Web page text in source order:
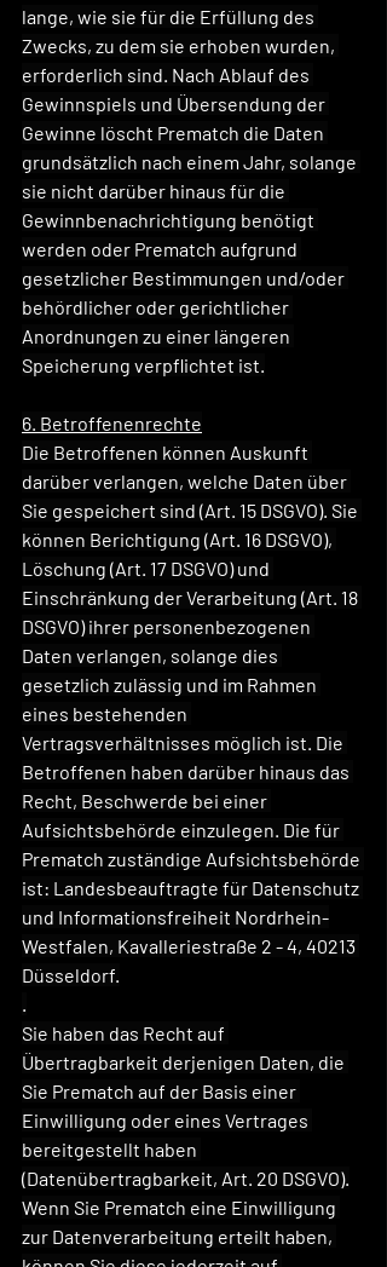
lange, wie sie für die Erfüllung des
Zwecks, zu dem sie erhoben wurden,
erforderlich sind. Nach Ablauf des
Gewinnspiels und Übersendung der
Gewinne löscht Prematch die Daten
grundsätzlich nach einem Jahr, solange
sie nicht darüber hinaus für die
Gewinnbenachrichtigung benötigt
werden oder Prematch aufgrund
gesetzlicher Bestimmungen und/oder
behördlicher oder gerichtlicher
Anordnungen zu einer längeren
Speicherung verpflichtet ist.
6. Betroffenenrechte
Die Betroffenen können Auskunft
darüber verlangen, welche Daten über
Sie gespeichert sind (Art. 15 DSGVO). Sie
können Berichtigung (Art. 16 DSGVO),
Löschung (Art. 17 DSGVO) und
Einschränkung der Verarbeitung (Art. 18
DSGVO) ihrer personenbezogenen
Daten verlangen, solange dies
gesetzlich zulässig und im Rahmen
eines bestehenden
Vertragsverhältnisses möglich ist. Die
Betroffenen haben darüber hinaus das
Recht, Beschwerde bei einer
Aufsichtsbehörde einzulegen. Die für
Prematch zuständige Aufsichtsbehörde
ist: Landesbeauftragte für Datenschutz
und Informationsfreiheit Nordrhein-
Westfalen, Kavalleriestraße 2 - 4, 40213
Düsseldorf.
.
Sie haben das Recht auf
Übertragbarkeit derjenigen Daten, die
Sie Prematch auf der Basis einer
Einwilligung oder eines Vertrages
bereitgestellt haben
(Datenübertragbarkeit, Art. 20 DSGVO).
Wenn Sie Prematch eine Einwilligung
zur Datenverarbeitung erteilt haben,